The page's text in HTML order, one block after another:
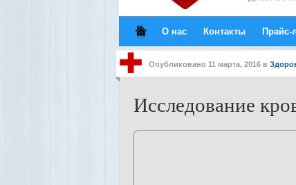
О нас Контакты Прайс-
Опубликовано 11 марта, 2016 в
Исследование